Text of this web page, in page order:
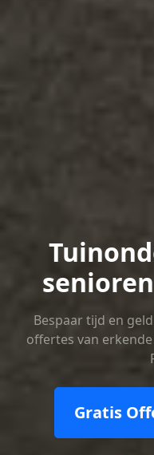
Bespaar tijd en
offertes van
Gratis